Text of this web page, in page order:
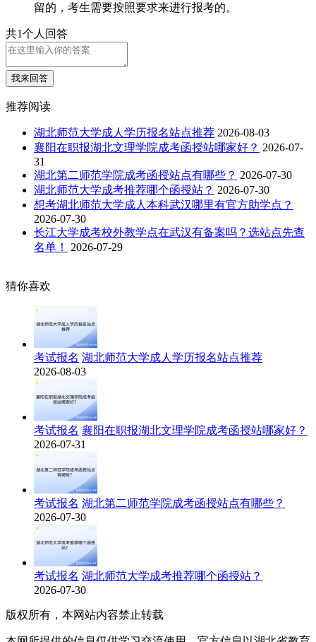
留的，考生需要按照要求来进行报考的。
共1个人回答
我来回答
推荐阅读
湖北师范大学成人学历报名站点推荐 2026-08-03
襄阳在职报湖北文理学院成考函授站哪家好？ 2026-07-
31
湖北第二师范学院成考函授站点有哪些？ 2026-07-30
湖北师范大学成考推荐哪个函授站？ 2026-07-30
想考湖北师范大学成人本科武汉哪里有官方助学点？
2026-07-30
长江大学成考校外教学点在武汉有备案吗？选站点先查
名单！
2026-07-29
猜你喜欢
考试报名 湖北师范大学成人学历报名站点推荐
2026-08-03
考试报名 襄阳在职报湖北文理学院成考函授站哪家好？
2026-07-31
考试报名 湖北第二师范学院成考函授站点有哪些？
2026-07-30
考试报名 湖北师范大学成考推荐哪个函授站？
2026-07-30
版权所有，本网站内容禁止转载